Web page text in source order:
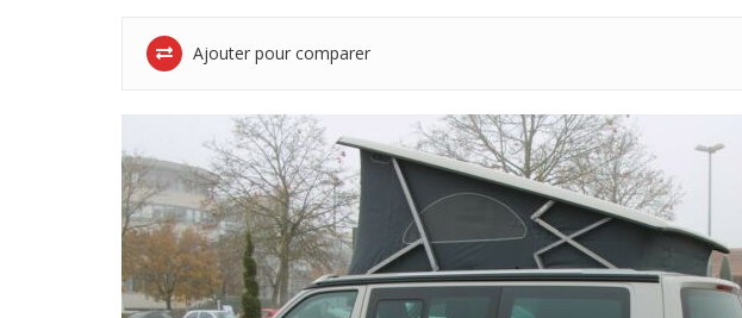
Ajouter pour comparer